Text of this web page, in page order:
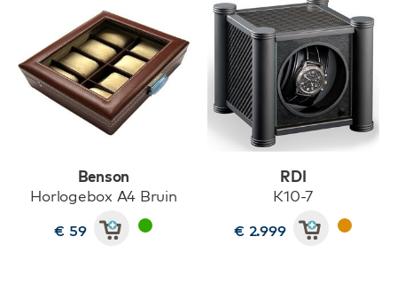
Benson
Horlogebox A4 Bruin
€ 59
RDI
K10-7
€ 2.999